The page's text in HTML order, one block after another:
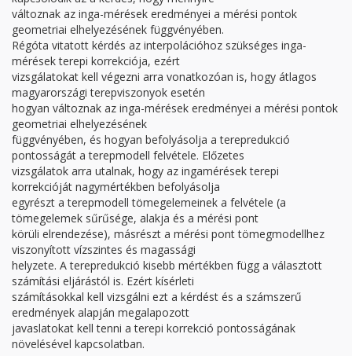
változnak az inga-mérések eredményei a mérési pontok
geometriai elhelyezésének függvényében.
Régóta vitatott kérdés az interpolációhoz szükséges inga-
mérések terepi korrekciója, ezért
vizsgálatokat kell végezni arra vonatkozóan is, hogy átlagos
magyarországi terepviszonyok esetén
hogyan változnak az inga-mérések eredményei a mérési pontok
geometriai elhelyezésének
függvényében, és hogyan befolyásolja a terepredukció
pontosságát a terepmodell felvétele. Előzetes
vizsgálatok arra utalnak, hogy az ingamérések terepi
korrekcióját nagymértékben befolyásolja
egyrészt a terepmodell tömegelemeinek a felvétele (a
tömegelemek sűrűsége, alakja és a mérési pont
körüli elrendezése), másrészt a mérési pont tömegmodellhez
viszonyított vízszintes és magassági
helyzete. A terepredukció kisebb mértékben függ a választott
számítási eljárástól is. Ezért kísérleti
számításokkal kell vizsgálni ezt a kérdést és a számszerű
eredmények alapján megalapozott
javaslatokat kell tenni a terepi korrekció pontosságának
növelésével kapcsolatban.